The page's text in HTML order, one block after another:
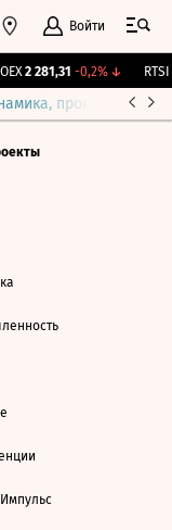
Войти
2 281,31 -0,2%↓ RTSI
прогнозы